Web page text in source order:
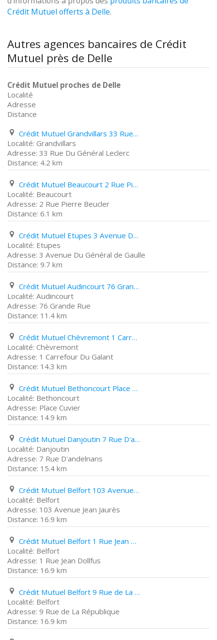
Crédit Mutuel offerts à Delle.
Autres agences bancaires de Crédit
Mutuel près de Delle
Crédit Mutuel proches de Delle
Localité
Adresse
Distance
Crédit Mutuel Grandvillars 33 Rue Du Général Leclerc
Grandvillars
33 Rue Du Général Leclerc
4.2 km
Crédit Mutuel Beaucourt 2 Rue Pierre Beucler
Beaucourt
2 Rue Pierre Beucler
6.1 km
Crédit Mutuel Etupes 3 Avenue Du Général de Gaulle
Etupes
3 Avenue Du Général de Gaulle
9.7 km
Crédit Mutuel Audincourt 76 Grande Rue
Audincourt
76 Grande Rue
11.4 km
Crédit Mutuel Chèvremont 1 Carrefour Du Galant
Chèvremont
1 Carrefour Du Galant
14.3 km
Crédit Mutuel Bethoncourt Place Cuvier
Bethoncourt
Place Cuvier
14.9 km
Crédit Mutuel Danjoutin 7 Rue D'andelnans
Danjoutin
7 Rue D'andelnans
15.4 km
Crédit Mutuel Belfort 103 Avenue Jean Jaurès
Belfort
103 Avenue Jean Jaurès
16.9 km
Crédit Mutuel Belfort 1 Rue Jean Dollfus
Belfort
1 Rue Jean Dollfus
16.9 km
Crédit Mutuel Belfort 9 Rue de La République
Belfort
9 Rue de La République
16.9 km